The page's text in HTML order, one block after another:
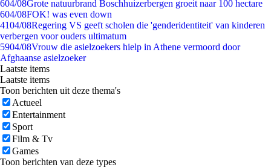
604/08Grote natuurbrand Boschhuizerbergen groeit naar 100 hectare
604/08FOK! was even down
4104/08Regering VS geeft scholen die 'genderidentiteit' van kinderen
verbergen voor ouders ultimatum
5904/08Vrouw die asielzoekers hielp in Athene vermoord door
Afghaanse asielzoeker
Laatste items
Laatste items
Toon berichten uit deze thema's
Actueel
Entertainment
Sport
Film & Tv
Games
Toon berichten van deze types